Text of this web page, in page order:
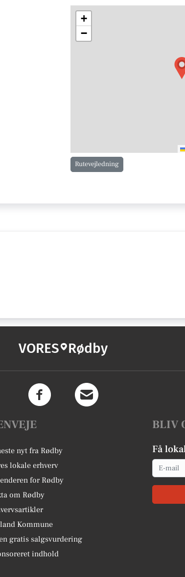
+
−
Rutevejledning
VORES Rødby
nyt fra Rødby
lokale erhverv
for Rødby
om Rødby
Kommune
gratis salgsvurdering
indhold
BLIV
Få
Email